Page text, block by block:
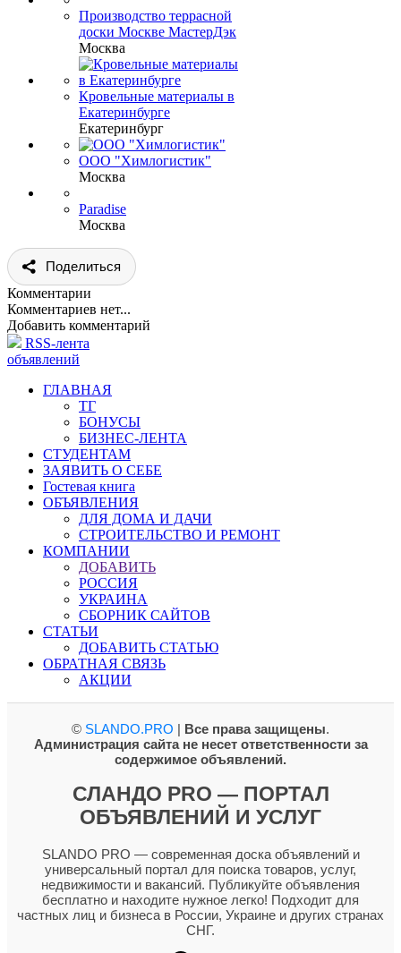
Производство террасной
доски Москве МастерДэк
Москва
Кровельные материалы в
Екатеринбурге
Екатеринбург
ООО "Химлогистик"
Москва
Paradise
Москва
Поделиться
Комментарии
Комментариев нет...
Добавить комментарий
RSS-лента
объявлений
ГЛАВНАЯ
ТГ
БОНУСЫ
БИЗНЕС-ЛЕНТА
СТУДЕНТАМ
ЗАЯВИТЬ О СЕБЕ
Гостевая книга
ОБЪЯВЛЕНИЯ
ДЛЯ ДОМА И ДАЧИ
СТРОИТЕЛЬСТВО И РЕМОНТ
КОМПАНИИ
ДОБАВИТЬ
РОССИЯ
УКРАИНА
СБОРНИК САЙТОВ
СТАТЬИ
ДОБАВИТЬ СТАТЬЮ
ОБРАТНАЯ СВЯЗЬ
АКЦИИ
© SLANDO.PRO | Все права защищены.
Администрация сайта не несет ответственности за
содержимое объявлений.
СЛАНДО PRO — ПОРТАЛ
ОБЪЯВЛЕНИЙ И УСЛУГ
SLANDO PRO — современная доска объявлений и
универсальный портал для поиска товаров, услуг,
недвижимости и вакансий. Публикуйте объявления
бесплатно и находите нужное легко! Подходит для
частных лиц и бизнеса в России, Украине и других странах
СНГ.